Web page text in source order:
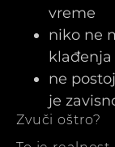
vreme
niko ne
klađenja
ne
je
Zvuči oštro?